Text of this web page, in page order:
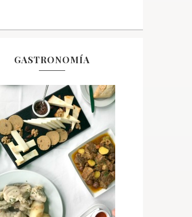
GASTRONOMÍA